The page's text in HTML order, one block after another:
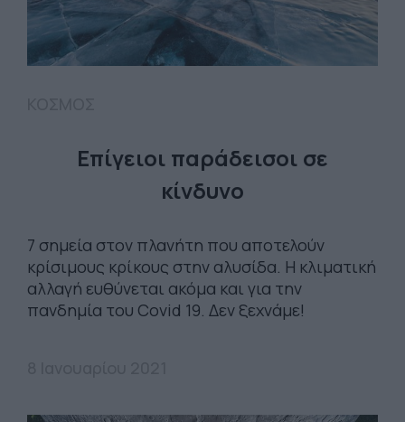
Επίγειοι παράδεισοι σε
κίνδυνο
7 σημεία στον πλανήτη που αποτελούν
κρίσιμους κρίκους στην αλυσίδα. Η κλιματική
αλλαγή ευθύνεται ακόμα και για την
πανδημία του Covid 19. Δεν ξεχνάμε!